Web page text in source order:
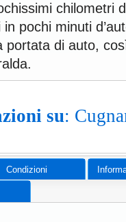
chilometri
in pochi minuti
portata di auto,
su:
Condizioni